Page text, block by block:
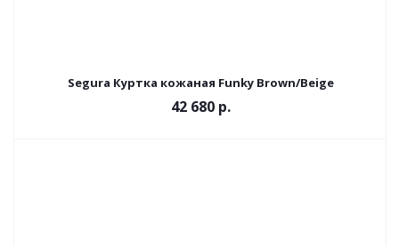
Segura Куртка кожаная Funky Brown/Beige
42 680 р.